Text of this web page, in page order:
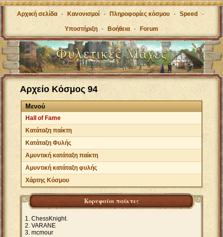
Αρχική σελίδα - Κανονισμοί - Πληροφορίες κόσμου - Speed -
Υποστήριξη - Βοήθεια - Forum
Αρχείο Κόσμος 94
Μενού
Hall of Fame
Κατάταξη παίκτη
Κατάταξη Φυλής
Αμυντική κατάταξη παίκτη
Αμυντική κατάταξη φυλής
Χάρτης Κόσμου
Κορυφαίοι παίκτες
ChessKnight.
VARANE
mcmour